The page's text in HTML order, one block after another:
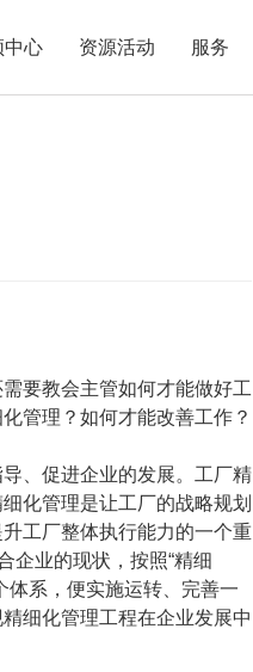
报价接单
物料齐套
数据可视化
替代料管理
查看更多>
中心 资源活动 服务
要教会主管如何才能做好工
管理？如何才能改善工作？
、促进企业的发展。工厂精
化管理是让工厂的战略规划
工厂整体执行能力的一个重
企业的现状，按照“精细
体系，便实施运转、完善一
细化管理工程在企业发展中